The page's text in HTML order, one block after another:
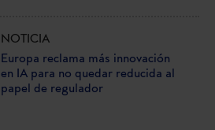
NOTICIA
Europa reclama más innovación
en IA para no quedar reducida al
papel de regulador